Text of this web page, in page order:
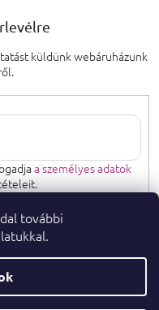
további
küldünk webáruházunk
a személyes adatok
. Minden jog fenntartva.